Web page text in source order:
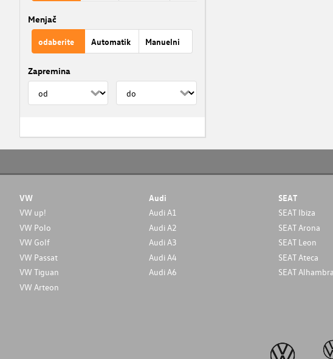
Menjač
odaberite Automatik Manuelni
Zapremina
VW
VW up!
VW Polo
VW Golf
VW Passat
VW Tiguan
VW Arteon
Audi
Audi A1
Audi A2
Audi A3
Audi A4
Audi A6
SEAT
SEAT Ibiza
SEAT Arona
SEAT Leon
SEAT Ateca
SEAT Alhambra